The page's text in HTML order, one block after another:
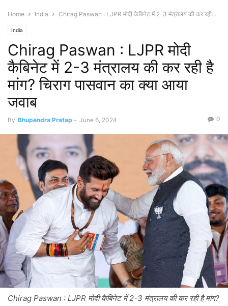
Home India Chirag Paswan : LJPR मोदी कैबिनेट में 2-3 मंत्रालय की कर रही...
India
Chirag Paswan : LJPR मोदी
कैबिनेट में 2-3 मंत्रालय की कर रही है
मांग? चिराग पासवान का क्या आया
जवाब
By Bhupendra Pratap - June 6, 2024 0
Chirag Paswan : LJPR मोदी कैबिनेट में 2-3 मंत्रालय की कर रही है मांग?